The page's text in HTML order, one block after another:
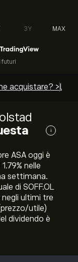
3Y MAX
futuri
acquistare? > Le
i
ASA oggi è
nelle
settimana.
di SOFF.OL
ultimi tre
utile)
dividendo è